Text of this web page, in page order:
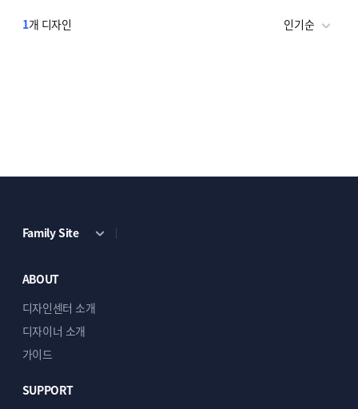
1개 디자인 인기순
Family Site
ABOUT
디자인센터 소개
디자이너 소개
가이드
SUPPORT